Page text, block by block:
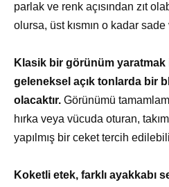
parlak ve renk açısından zıt
olursa, üst kısmın o kadar
Klasik bir görünüm
geleneksel açık tonlarda bir
olacaktır. Görünümü
hırka veya vücuda oturan,
yapılmış bir ceket tercih
Koketli etek, farklı ayakkabı